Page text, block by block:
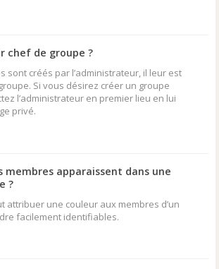
chef de groupe ?
sont créés par l’administrateur, il leur est
Si vous désirez créer un groupe
l’administrateur en premier lieu en lui
privé.
membres apparaissent dans une
?
attribuer une couleur aux membres d’un
facilement identifiables.